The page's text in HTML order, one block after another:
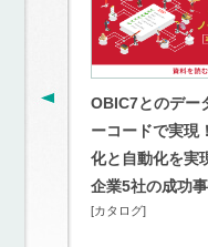
OBIC7とのデー
ーコードで実現
化と自動化を実
企業5社の成功
[カタログ]